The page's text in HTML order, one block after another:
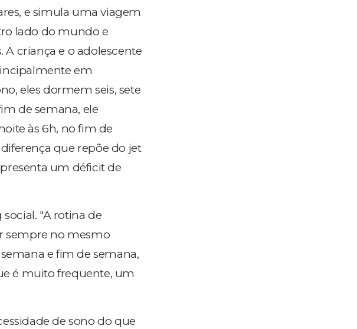
e simula uma viagem
lado do mundo e
criança e o adolescente
em
eles dormem seis, sete
de semana, ele
às 6h, no fim de
que repõe do jet
um déficit de
"A rotina de
sempre no mesmo
e fim de semana,
é muito frequente, um
de sono do que